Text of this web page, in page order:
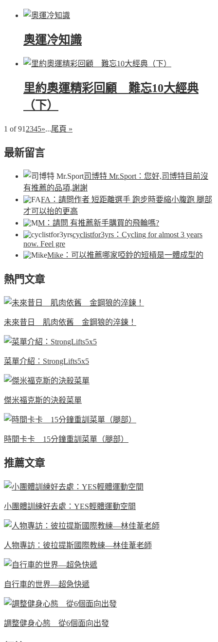
奧運冷知識
里約奧運精彩回顧 難忘10大經典
（下）
1 of 91 2345»...尾頁 »
最新留言
司博特 Mr.Sport ：您好,司博特目前沒
有推薦的品項,謝謝
FA ：請問作者 短距離選手 跑步時要縮小腹跑 腿部
才可以抬的更高
M ：請問 有推薦新手購買的飛輪嗎?
cyclistfor3yrs ：Cycling for almost 3 years
now. Feel gre
Mike ：可以推薦哪家啞鈴的短槓是一體成型的
熱門文章
未來昔日 肌肉依舊 金鋼狼的淬鍊！
菜單介紹：StrongLifts5x5
傑米福克斯的決殺菜單
時間卡卡 15分鐘重訓菜單（腿部）
推薦文章
小團體訓練好去處：YES輕體運動空間
人物專訪：彼拉提斯國際教練—林佳葦老師
自行車的世界—超急快遞
調整健身心態 從6個面向出發